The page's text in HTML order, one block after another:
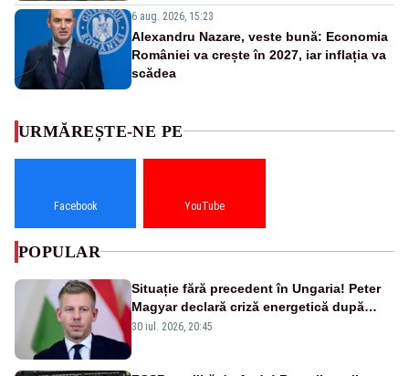
6 aug. 2026, 15:23
Alexandru Nazare, veste bună: Economia
României va crește în 2027, iar inflația va
scădea
URMĂREȘTE-NE PE
Facebook YouTube
POPULAR
Situație fără precedent în Ungaria! Peter
Magyar declară criză energetică după
oprirea centralei de la Paks
30 iul. 2026, 20:45